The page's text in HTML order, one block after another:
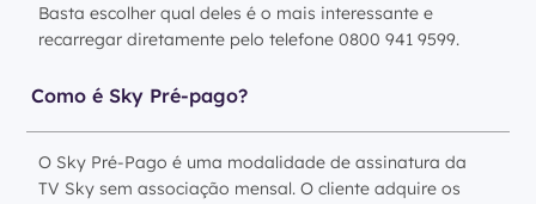
Basta escolher qual deles é o mais interessante e
recarregar diretamente pelo telefone 0800 941 9599.
Como é Sky Pré-pago?
O Sky Pré-Pago é uma modalidade de assinatura da
TV Sky sem associação mensal. O cliente adquire os